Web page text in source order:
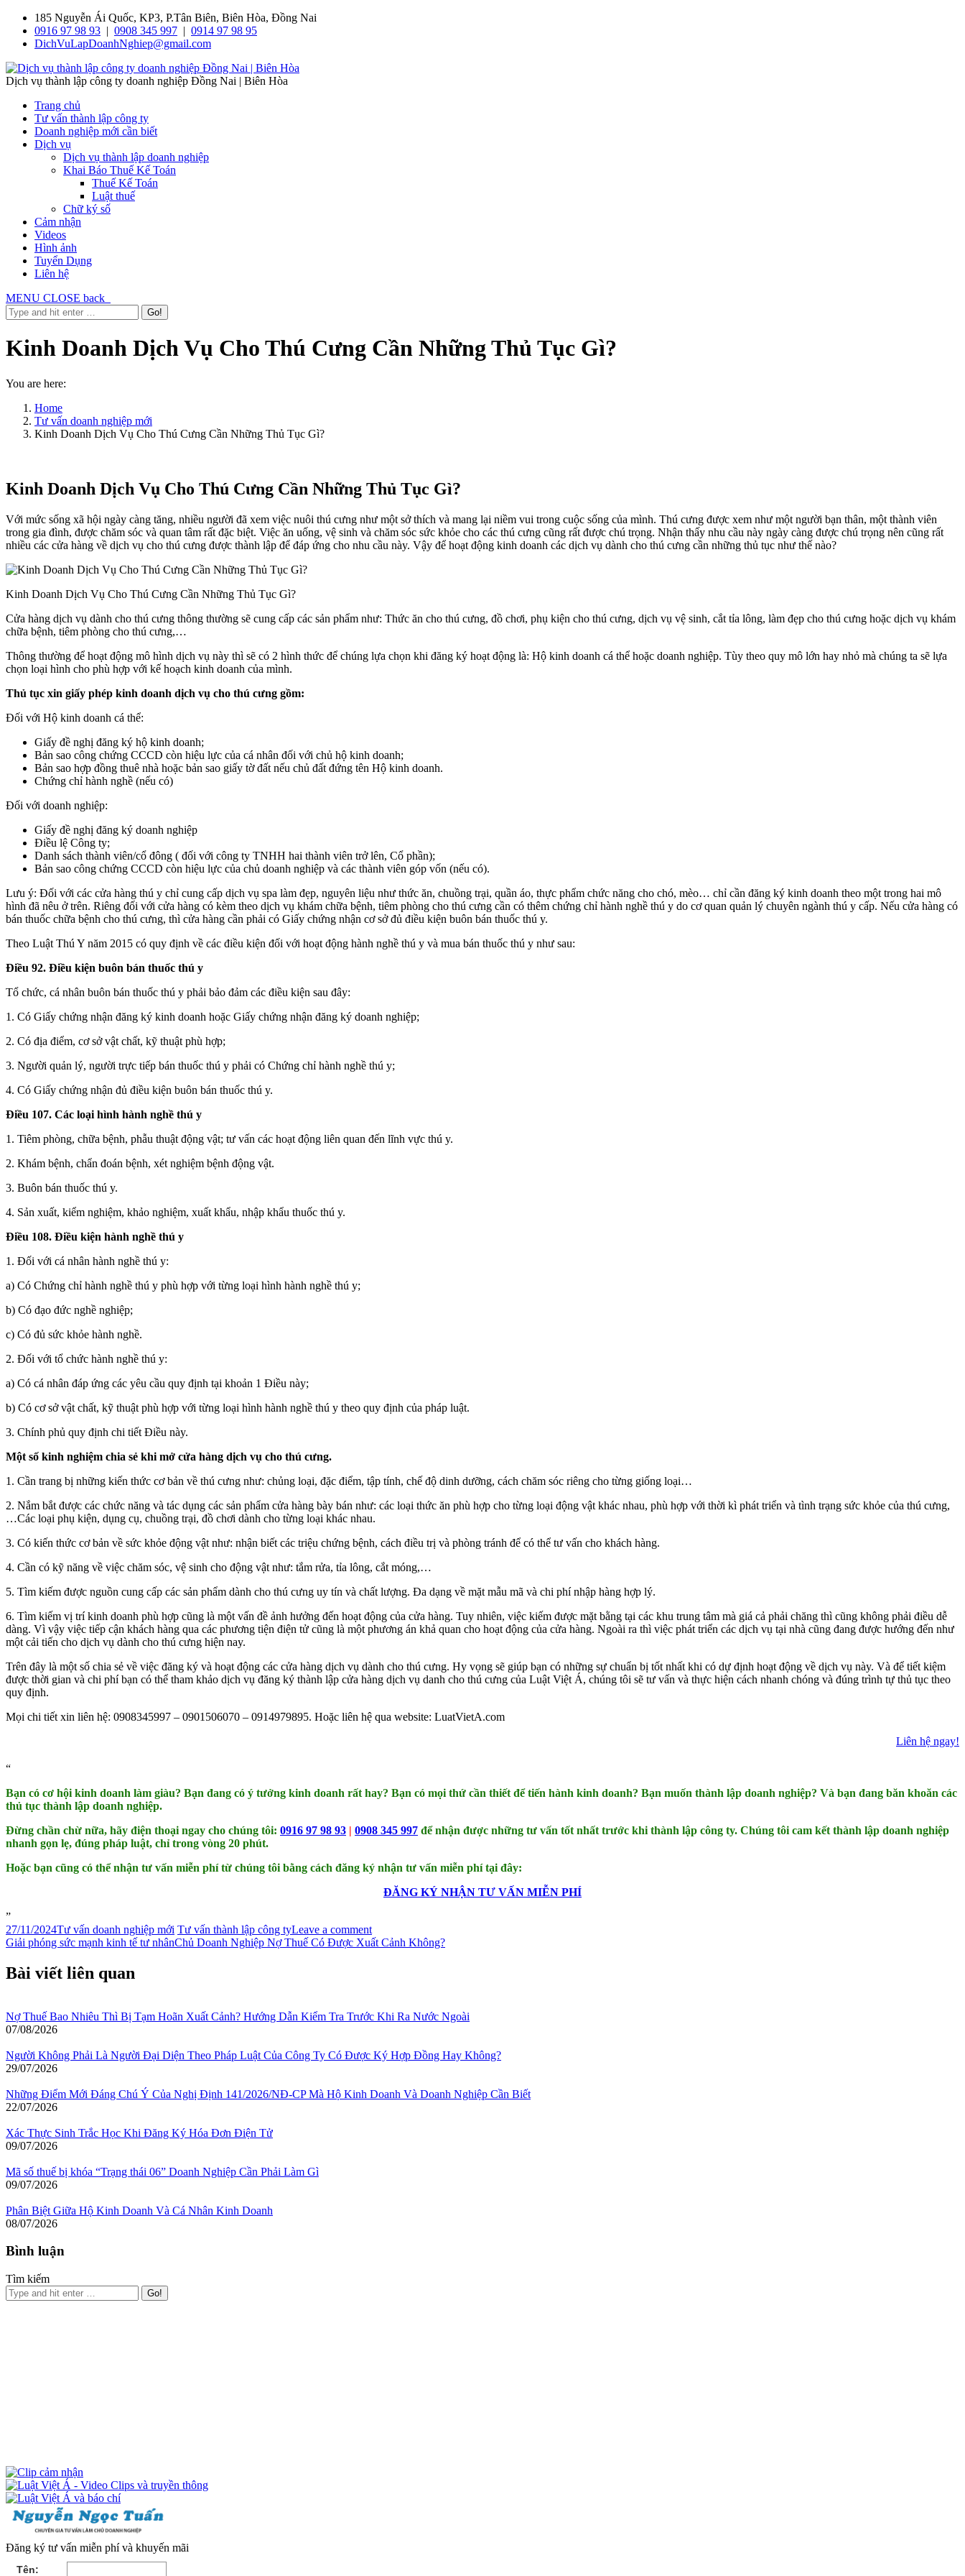
185 Nguyễn Ái Quốc, KP3, P.Tân Biên, Biên Hòa, Đồng Nai
0916 97 98 93 | 0908 345 997 | 0914 97 98 95
DichVuLapDoanhNghiep@gmail.com
Dịch vụ thành lập công ty doanh nghiệp Đồng Nai | Biên Hòa
Trang chủ
Tư vấn thành lập công ty
Doanh nghiệp mới cần biết
Dịch vụ
Dịch vụ thành lập doanh nghiệp
Khai Báo Thuế Kế Toán
Thuế Kế Toán
Luật thuế
Chữ ký số
Cảm nhận
Videos
Hình ảnh
Tuyển Dụng
Liên hệ
MENU CLOSE back
Kinh Doanh Dịch Vụ Cho Thú Cưng Cần Những Thủ Tục Gì?
You are here:
Home
Tư vấn doanh nghiệp mới
Kinh Doanh Dịch Vụ Cho Thú Cưng Cần Những Thủ Tục Gì?
Kinh Doanh Dịch Vụ Cho Thú Cưng Cần Những Thủ Tục Gì?
Với mức sống xã hội ngày càng tăng, nhiều người đã xem việc nuôi thú cưng như một sở thích và mang lại niềm vui trong cuộc sống của mình. Thú cưng được xem như một người bạn thân, một thành viên
trong gia đình, được chăm sóc và quan tâm rất đặc biệt. Việc ăn uống, vệ sinh và chăm sóc sức khỏe cho các thú cưng cũng rất được chú trọng. Nhận thấy nhu cầu này ngày càng được chú trọng nên cũng rất
nhiều các cửa hàng về dịch vụ cho thú cưng được thành lập để đáp ứng cho nhu cầu này. Vậy để hoạt động kinh doanh các dịch vụ dành cho thú cưng cần những thủ tục như thế nào?
Kinh Doanh Dịch Vụ Cho Thú Cưng Cần Những Thủ Tục Gì?
Cửa hàng dịch vụ dành cho thú cưng thông thường sẽ cung cấp các sản phẩm như: Thức ăn cho thú cưng, đồ chơi, phụ kiện cho thú cưng, dịch vụ vệ sinh, cắt tỉa lông, làm đẹp cho thú cưng hoặc dịch vụ khám
chữa bệnh, tiêm phòng cho thú cưng,…
Thông thường để hoạt động mô hình dịch vụ này thì sẽ có 2 hình thức để chúng lựa chọn khi đăng ký hoạt động là: Hộ kinh doanh cá thể hoặc doanh nghiệp. Tùy theo quy mô lớn hay nhỏ mà chúng ta sẽ lựa
chọn loại hình cho phù hợp với kế hoạch kinh doanh của mình.
Thủ tục xin giấy phép kinh doanh dịch vụ cho thú cưng gồm:
Đối với Hộ kinh doanh cá thể:
Giấy đề nghị đăng ký hộ kinh doanh;
Bản sao công chứng CCCD còn hiệu lực của cá nhân đối với chủ hộ kinh doanh;
Bản sao hợp đồng thuê nhà hoặc bản sao giấy tờ đất nếu chủ đất đứng tên Hộ kinh doanh.
Chứng chỉ hành nghề (nếu có)
Đối với doanh nghiệp:
Giấy đề nghị đăng ký doanh nghiệp
Điều lệ Công ty;
Danh sách thành viên/cổ đông ( đối với công ty TNHH hai thành viên trở lên, Cổ phần);
Bản sao công chứng CCCD còn hiệu lực của chủ doanh nghiệp và các thành viên góp vốn (nếu có).
Lưu ý: Đối với các cửa hàng thú y chỉ cung cấp dịch vụ spa làm đẹp, nguyên liệu như thức ăn, chuồng trại, quần áo, thực phẩm chức năng cho chó, mèo… chỉ cần đăng ký kinh doanh theo một trong hai mô
hình đã nêu ở trên. Riêng đối với cửa hàng có kèm theo dịch vụ khám chữa bệnh, tiêm phòng cho thú cưng cần có thêm chứng chỉ hành nghề thú y do cơ quan quản lý chuyên ngành thú y cấp. Nếu cửa hàng có
bán thuốc chữa bệnh cho thú cưng, thì cửa hàng cần phải có Giấy chứng nhận cơ sở đủ điều kiện buôn bán thuốc thú y.
Theo Luật Thú Y năm 2015 có quy định về các điều kiện đối với hoạt động hành nghề thú y và mua bán thuốc thú y như sau:
Điều 92. Điều kiện buôn bán thuốc thú y
Tổ chức, cá nhân buôn bán thuốc thú y phải bảo đảm các điều kiện sau đây:
1. Có Giấy chứng nhận đăng ký kinh doanh hoặc Giấy chứng nhận đăng ký doanh nghiệp;
2. Có địa điểm, cơ sở vật chất, kỹ thuật phù hợp;
3. Người quản lý, người trực tiếp bán thuốc thú y phải có Chứng chỉ hành nghề thú y;
4. Có Giấy chứng nhận đủ điều kiện buôn bán thuốc thú y.
Điều 107. Các loại hình hành nghề thú y
1. Tiêm phòng, chữa bệnh, phẫu thuật động vật; tư vấn các hoạt động liên quan đến lĩnh vực thú y.
2. Khám bệnh, chẩn đoán bệnh, xét nghiệm bệnh động vật.
3. Buôn bán thuốc thú y.
4. Sản xuất, kiểm nghiệm, khảo nghiệm, xuất khẩu, nhập khẩu thuốc thú y.
Điều 108. Điều kiện hành nghề thú y
1. Đối với cá nhân hành nghề thú y:
a) Có Chứng chỉ hành nghề thú y phù hợp với từng loại hình hành nghề thú y;
b) Có đạo đức nghề nghiệp;
c) Có đủ sức khỏe hành nghề.
2. Đối với tổ chức hành nghề thú y:
a) Có cá nhân đáp ứng các yêu cầu quy định tại khoản 1 Điều này;
b) Có cơ sở vật chất, kỹ thuật phù hợp với từng loại hình hành nghề thú y theo quy định của pháp luật.
3. Chính phủ quy định chi tiết Điều này.
Một số kinh nghiệm chia sẻ khi mở cửa hàng dịch vụ cho thú cưng.
1. Cần trang bị những kiến thức cơ bản về thú cưng như: chủng loại, đặc điểm, tập tính, chế độ dinh dưỡng, cách chăm sóc riêng cho từng giống loại…
2. Nắm bắt được các chức năng và tác dụng các sản phẩm cửa hàng bày bán như: các loại thức ăn phù hợp cho từng loại động vật khác nhau, phù hợp với thời kì phát triển và tình trạng sức khỏe của thú cưng,
…Các loại phụ kiện, dụng cụ, chuồng trại, đồ chơi dành cho từng loại khác nhau.
3. Có kiến thức cơ bản về sức khỏe động vật như: nhận biết các triệu chứng bệnh, cách điều trị và phòng tránh để có thể tư vấn cho khách hàng.
4. Cần có kỹ năng về việc chăm sóc, vệ sinh cho động vật như: tắm rửa, tỉa lông, cắt móng,…
5. Tìm kiếm được nguồn cung cấp các sản phẩm dành cho thú cưng uy tín và chất lượng. Đa dạng về mặt mẫu mã và chi phí nhập hàng hợp lý.
6. Tìm kiếm vị trí kinh doanh phù hợp cũng là một vấn đề ảnh hưởng đến hoạt động của cửa hàng. Tuy nhiên, việc kiếm được mặt bằng tại các khu trung tâm mà giá cả phải chăng thì cũng không phải điều dễ
dàng. Vì vậy việc tiếp cận khách hàng qua các phương tiện điện tử cũng là một phương án khả quan cho hoạt động của cửa hàng. Ngoài ra thì việc phát triển các dịch vụ tại nhà cũng đang được hướng đến như
một cải tiến cho dịch vụ dành cho thú cưng hiện nay.
Trên đây là một số chia sẻ về việc đăng ký và hoạt động các cửa hàng dịch vụ dành cho thú cưng. Hy vọng sẽ giúp bạn có những sự chuẩn bị tốt nhất khi có dự định hoạt động về dịch vụ này. Và để tiết kiệm
được thời gian và chi phí bạn có thể tham khảo dịch vụ đăng ký thành lập cửa hàng dịch vụ danh cho thú cưng của Luật Việt Á, chúng tôi sẽ tư vấn và thực hiện cách nhanh chóng và đúng trình tự thủ tục theo
quy định.
Mọi chi tiết xin liên hệ: 0908345997 – 0901506070 – 0914979895. Hoặc liên hệ qua website: LuatVietA.com
Liên hệ ngay!
Bạn có cơ hội kinh doanh làm giàu? Bạn đang có ý tưởng kinh doanh rất hay? Bạn có mọi thứ cần thiết để tiến hành kinh doanh? Bạn muốn thành lập doanh nghiệp? Và bạn đang băn khoăn các
thủ tục thành lập doanh nghiệp.
Đừng chần chừ nữa, hãy điện thoại ngay cho chúng tôi: 0916 97 98 93 | 0908 345 997 để nhận được những tư vấn tốt nhất trước khi thành lập công ty. Chúng tôi cam kết thành lập doanh nghiệp
nhanh gọn lẹ, đúng pháp luật, chỉ trong vòng 20 phút.
Hoặc bạn cũng có thể nhận tư vấn miễn phí từ chúng tôi bằng cách đăng ký nhận tư vấn miễn phí tại đây:
ĐĂNG KÝ NHẬN TƯ VẤN MIỄN PHÍ
27/11/2024Tư vấn doanh nghiệp mới Tư vấn thành lập công tyLeave a comment
Giải phóng sức mạnh kinh tế tư nhânChủ Doanh Nghiệp Nợ Thuế Có Được Xuất Cảnh Không?
Bài viết liên quan
Nợ Thuế Bao Nhiêu Thì Bị Tạm Hoãn Xuất Cảnh? Hướng Dẫn Kiểm Tra Trước Khi Ra Nước Ngoài
07/08/2026
Người Không Phải Là Người Đại Diện Theo Pháp Luật Của Công Ty Có Được Ký Hợp Đồng Hay Không?
29/07/2026
Những Điểm Mới Đáng Chú Ý Của Nghị Định 141/2026/NĐ-CP Mà Hộ Kinh Doanh Và Doanh Nghiệp Cần Biết
22/07/2026
Xác Thực Sinh Trắc Học Khi Đăng Ký Hóa Đơn Điện Tử
09/07/2026
Mã số thuế bị khóa “Trạng thái 06” Doanh Nghiệp Cần Phải Làm Gì
09/07/2026
Phân Biệt Giữa Hộ Kinh Doanh Và Cá Nhân Kinh Doanh
08/07/2026
Bình luận
Tìm kiếm
Đăng ký tư vấn miễn phí và khuyến mãi
Tên: